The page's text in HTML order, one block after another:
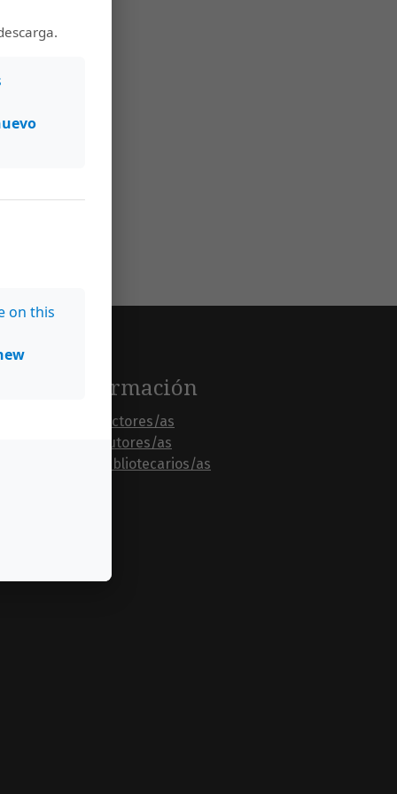
Información
Para lectores/as
Para autores/as
Para bibliotecarios/as
on this